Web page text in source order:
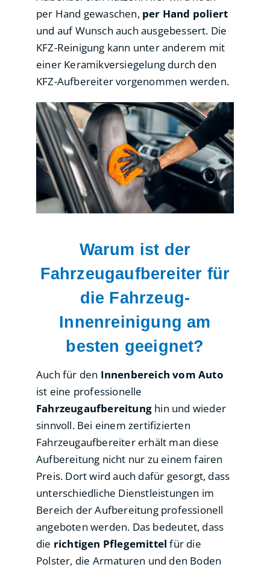
per Hand gewaschen, per Hand poliert
und auf Wunsch auch ausgebessert. Die
KFZ-Reinigung kann unter anderem mit
einer Keramikversiegelung durch den
KFZ-Aufbereiter vorgenommen werden.
Warum ist der
Fahrzeugaufbereiter für
die Fahrzeug-
Innenreinigung am
besten geeignet?
Auch für den Innenbereich vom Auto
ist eine professionelle
Fahrzeugaufbereitunghin und wieder
sinnvoll. Bei einem zertifizierten
Fahrzeugaufbereiter erhält man diese
Aufbereitung nicht nur zu einem fairen
Preis. Dort wird auch dafür gesorgt, dass
unterschiedliche Dienstleistungen im
Bereich der Aufbereitung professionell
angeboten werden. Das bedeutet, dass
die richtigen Pflegemittel für die
Polster, die Armaturen und den Boden